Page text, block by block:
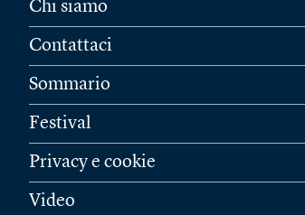
Chi siamo
Contattaci
Sommario
Festival
Privacy e cookie
Video